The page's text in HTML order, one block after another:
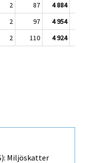
2 87
4 884
2 97 4 954
2 110 4 924
Miljöskatter